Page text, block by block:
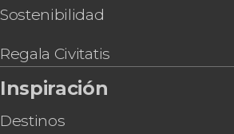
Sostenibilidad
Regala Civitatis
Inspiración
Destinos